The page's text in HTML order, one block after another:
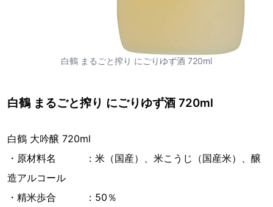
白鶴 まるごと搾り にごりゆず酒 720ml
白鶴 まるごと搾り にごりゆず酒 720ml
白鶴 大吟醸 720ml
・原材料名 ：米（国産）、米こうじ（国産米）、醸
造アルコール
・精米歩合 ：50％